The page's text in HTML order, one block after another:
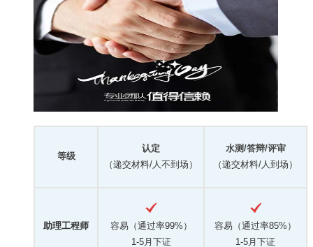
等级
认定
（递交材料/人不到场）
水测/答辩/评审
（递交材料/人到场）
助理工程师
容易（通过率99%）
1-5月下证
容易（通过率85%）
1-5月下证